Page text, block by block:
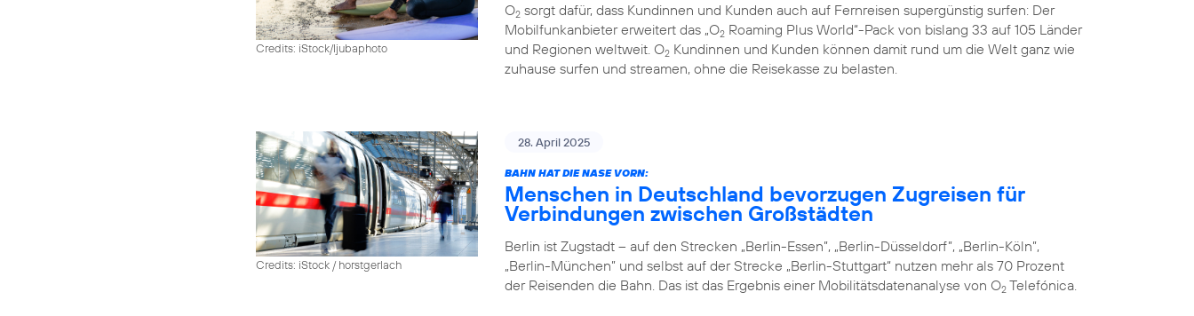
Credits: iStock/ljubaphoto
O2 sorgt dafür, dass Kundinnen und Kunden auch auf Fernreisen supergünstig surfen: Der
Mobilfunkanbieter erweitert das „O2 Roaming Plus World“-Pack von bislang 33 auf 105 Länder
und Regionen weltweit. O2 Kundinnen und Kunden können damit rund um die Welt ganz wie
zuhause surfen und streamen, ohne die Reisekasse zu belasten.
Credits: iStock / horstgerlach
28. April 2025
BAHN HAT DIE NASE VORN:
Menschen in Deutschland bevorzugen Zugreisen für
Verbindungen zwischen Großstädten
Berlin ist Zugstadt – auf den Strecken „Berlin-Essen”, „Berlin-Düsseldorf”, „Berlin-Köln”,
„Berlin-München” und selbst auf der Strecke „Berlin-Stuttgart“ nutzen mehr als 70 Prozent
der Reisenden die Bahn. Das ist das Ergebnis einer Mobilitätsdatenanalyse von O2 Telefónica.